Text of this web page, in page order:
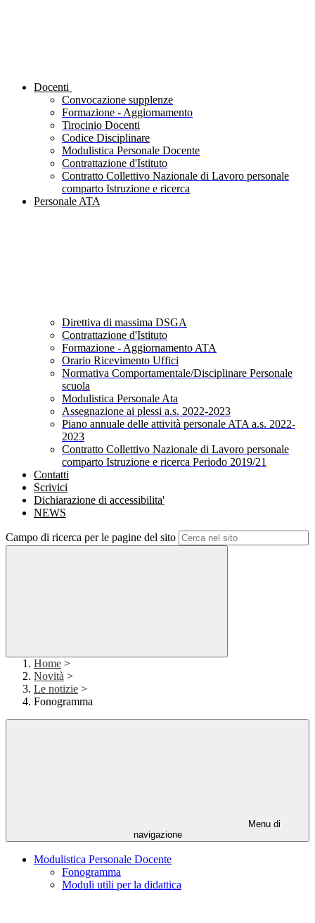
Docenti
Convocazione supplenze
Formazione - Aggiornamento
Tirocinio Docenti
Codice Disciplinare
Modulistica Personale Docente
Contrattazione d'Istituto
Contratto Collettivo Nazionale di Lavoro personale
comparto Istruzione e ricerca
Personale ATA
Direttiva di massima DSGA
Contrattazione d'Istituto
Formazione - Aggiornamento ATA
Orario Ricevimento Uffici
Normativa Comportamentale/Disciplinare Personale
scuola
Modulistica Personale Ata
Assegnazione ai plessi a.s. 2022-2023
Piano annuale delle attività personale ATA a.s. 2022-
2023
Contratto Collettivo Nazionale di Lavoro personale
comparto Istruzione e ricerca Periodo 2019/21
Contatti
Scrivici
Dichiarazione di accessibilita'
NEWS
Campo di ricerca per le pagine del sito
Home >
Novità >
Le notizie >
Fonogramma
Menu di
navigazione
Modulistica Personale Docente
Fonogramma
Moduli utili per la didattica